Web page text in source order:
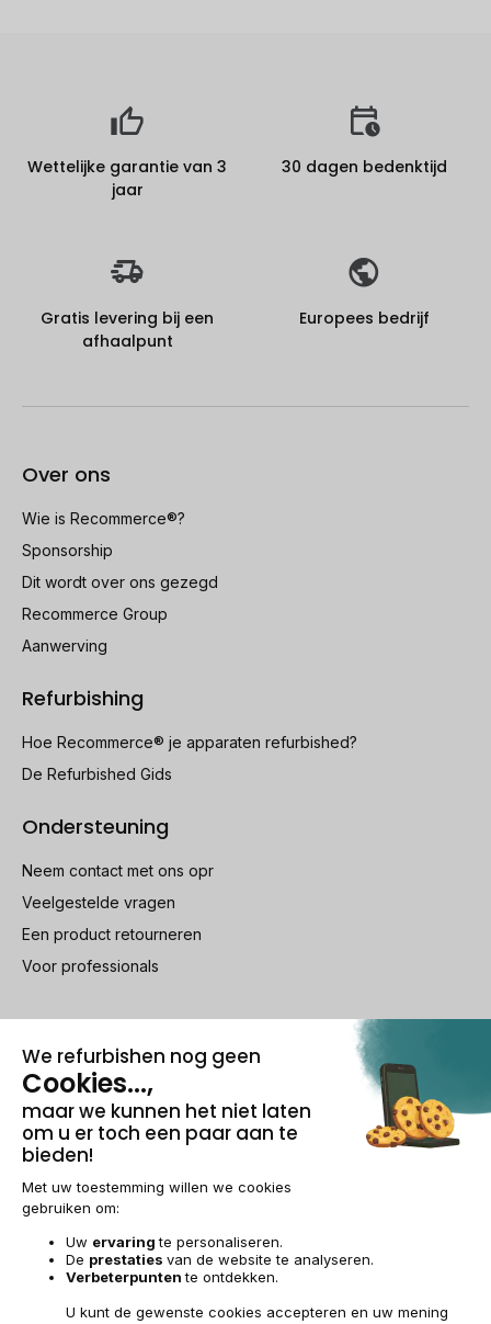
Wettelijke garantie van 3
jaar
30 dagen bedenktijd
Gratis levering bij een
afhaalpunt
Europees bedrijf
Over ons
Wie is Recommerce®?
Sponsorship
Dit wordt over ons gezegd
Recommerce Group
Aanwerving
Refurbishing
Hoe Recommerce® je apparaten refurbished?
De Refurbished Gids
Ondersteuning
Neem contact met ons opr
Veelgestelde vragen
Een product retourneren
Voor professionals
100% beveiligde betaling
Wettelijke vermeldingen & AGBeheer van cookies
Algemene verkoopvoorwaarden
Toegankelijkheid